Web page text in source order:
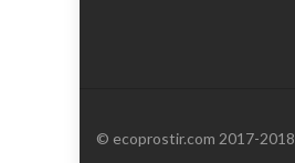
© ecoprostir.com 2017-2018